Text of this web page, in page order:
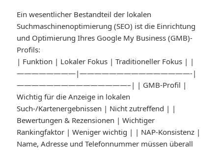
Ein wesentlicher Bestandteil der lokalen
Suchmaschinenoptimierung (SEO) ist die Einrichtung
und Optimierung Ihres Google My Business (GMB)-
Profils:
| Funktion | Lokaler Fokus | Traditioneller Fokus | |
————————|———————————————-|
———————————————–| | GMB-Profil |
Wichtig für die Anzeige in lokalen
Such-/Kartenergebnissen | Nicht zutreffend | |
Bewertungen & Rezensionen | Wichtiger
Rankingfaktor | Weniger wichtig | | NAP-Konsistenz |
Name, Adresse und Telefonnummer müssen überall